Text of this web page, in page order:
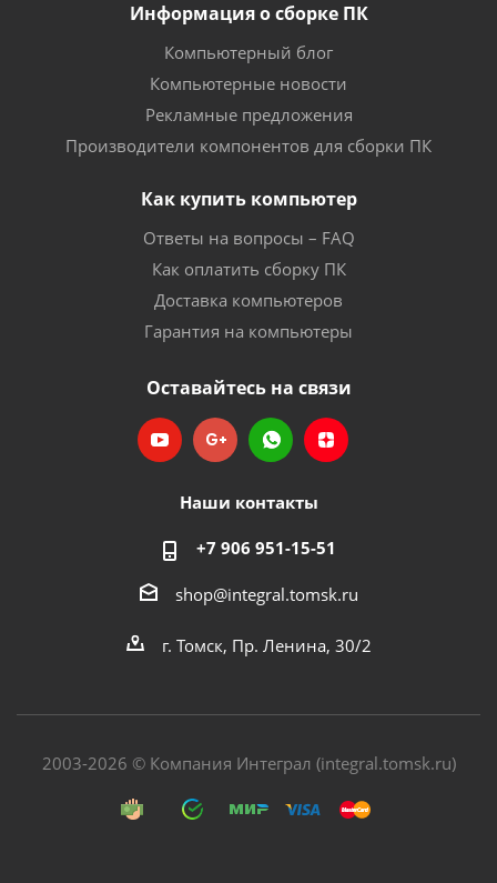
Информация о сборке ПК
Компьютерный блог
Компьютерные новости
Рекламные предложения
Производители компонентов для сборки ПК
Как купить компьютер
Ответы на вопросы – FAQ
Как оплатить сборку ПК
Доставка компьютеров
Гарантия на компьютеры
Оставайтесь на связи
Наши контакты
+7 906 951-15-51
shop@integral.tomsk.ru
г. Томск, Пр. Ленина, 30/2
2003-2026 © Компания Интеграл (integral.tomsk.ru)